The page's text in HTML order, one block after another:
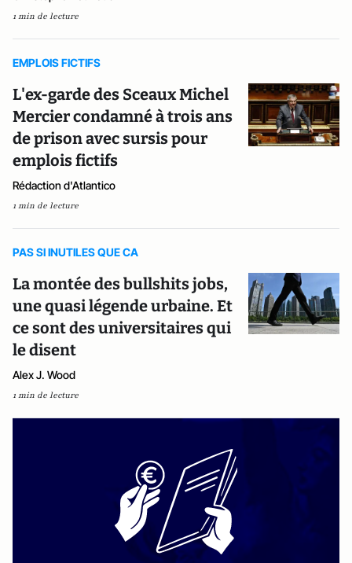
1 min de lecture
EMPLOIS FICTIFS
L'ex-garde des Sceaux Michel
Mercier condamné à trois ans
de prison avec sursis pour
emplois fictifs
Rédaction d'Atlantico
1 min de lecture
PAS SI INUTILES QUE CA
La montée des bullshits jobs,
une quasi légende urbaine. Et
ce sont des universitaires qui
le disent
Alex J. Wood
1 min de lecture